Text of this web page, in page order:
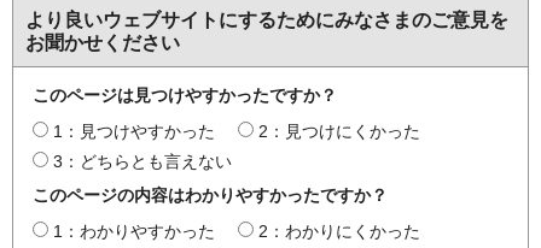
より良いウェブサイトにするためにみなさまのご意見を
お聞かせください
このページは見つけやすかったですか？
1：見つけやすかった
2：見つけにくかった
3：どちらとも言えない
このページの内容はわかりやすかったですか？
1：わかりやすかった
2：わかりにくかった